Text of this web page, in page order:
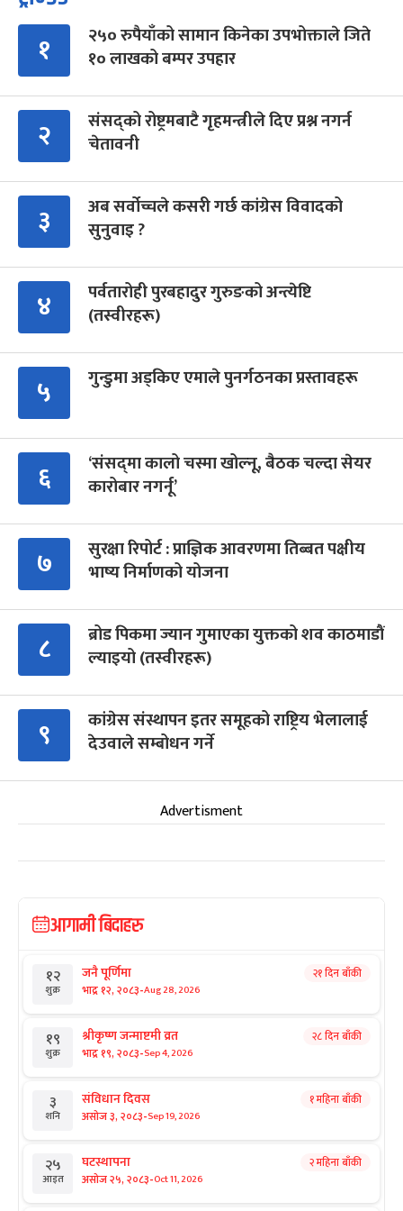
१
२५० रुपैयाँको सामान किनेका उपभोक्ताले जिते
१० लाखको बम्पर उपहार
२
संसद्को रोष्ट्रमबाटै गृहमन्त्रीले दिए प्रश्न नगर्न
चेतावनी
३
अब सर्वोच्चले कसरी गर्छ कांग्रेस विवादको
सुनुवाइ ?
४
पर्वतारोही पुरबहादुर गुरुङको अन्त्येष्टि
(तस्वीरहरू)
५ गुन्डुमा अड्किए एमाले पुनर्गठनका प्रस्तावहरू
६
‘संसद्‍मा कालो चस्मा खोल्नू, बैठक चल्दा सेयर
कारोबार नगर्नू’
७
सुरक्षा रिपोर्ट : प्राज्ञिक आवरणमा तिब्बत पक्षीय
भाष्य निर्माणको योजना
८
ब्रोड पिकमा ज्यान गुमाएका युक्तको शव काठमाडौं
ल्याइयो (तस्वीरहरू)
९
कांग्रेस संस्थापन इतर समूहको राष्ट्रिय भेलालाई
देउवाले सम्बोधन गर्ने
Advertisment
आगामी बिदाहरु
१२
शुक्र
जनै पूर्णिमा
भाद्र १२, २०८३-Aug 28, 2026
२१ दिन बाँकी
१९
शुक्र
श्रीकृष्ण जन्माष्टमी व्रत
भाद्र १९, २०८३-Sep 4, 2026
२८ दिन बाँकी
३
शनि
संविधान दिवस
असोज ३, २०८३-Sep 19, 2026
१ महिना बाँकी
२५
आइत
घटस्थापना
असोज २५, २०८३-Oct 11, 2026
२ महिना बाँकी